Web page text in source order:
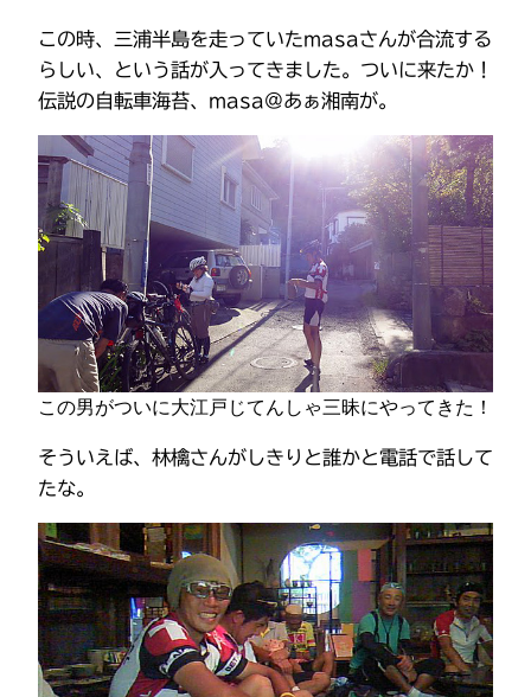
この時、三浦半島を走っていたmasaさんが合流する
らしい、という話が入ってきました。ついに来たか！
伝説の自転車海苔、masa@あぁ湘南が。
この男がついに大江戸じてんしゃ三昧にやってきた！
そういえば、林檎さんがしきりと誰かと電話で話して
たな。